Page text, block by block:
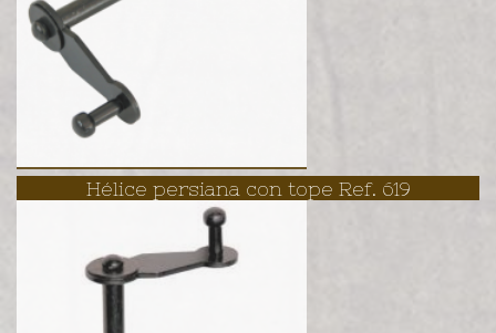
Hélice persiana con tope Ref. 619